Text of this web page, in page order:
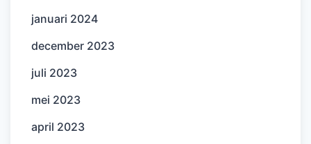
januari 2024
december 2023
juli 2023
mei 2023
april 2023